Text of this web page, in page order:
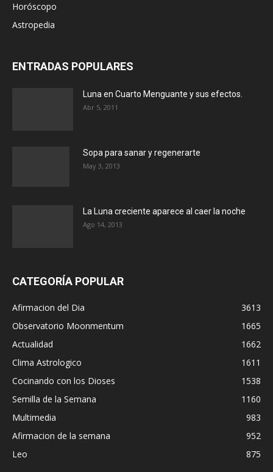
Horóscopo
Astropedia
ENTRADAS POPULARES
Luna en Cuarto Menguante y sus efectos.
Abr 5, 2011
Sopa para sanar y regenerarte
May 3, 2013
La Luna creciente aparece al caer la noche
Ago 14, 2013
CATEGORÍA POPULAR
Afirmacion del Dia
3613
Observatorio Moonmentum
1665
Actualidad
1662
Clima Astrologico
1611
Cocinando con los Dioses
1538
Semilla de la Semana
1160
Multimedia
983
Afirmacion de la semana
952
Leo
875